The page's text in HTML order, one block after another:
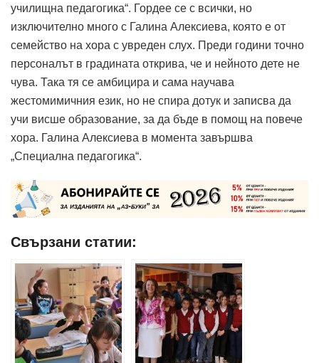
училищна педагогика“. Гордее се с всички, но
изключително много с Галина Алексиева, която е от
семейство на хора с увреден слух. Преди години точно
персоналът в градината открива, че и нейното дете не
чува. Така тя се амбицира и сама научава
жестомимичния език, но не спира дотук и записва да
учи висше образование, за да бъде в помощ на повече
хора. Галина Алексиева в момента завършва
„Специална педагогика“.
Свързани статии: